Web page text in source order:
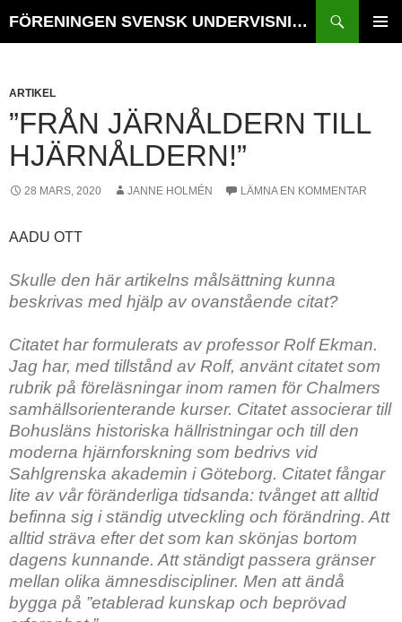
till
FÖRENINGEN SVENSK UNDERVISNINGSHISTORIA // TIDSKRIFTEN VÄGVAL i SKOLANS HISTORIA
ARTIKEL
”FRÅN JÄRNÅLDERN TILL
HJÄRNÅLDERN!”
28 MARS, 2020 JANNE HOLMÉN LÄMNA EN KOMMENTAR
AADU OTT
Skulle den här artikelns målsättning kunna
beskrivas med hjälp av ovanstående citat?
Citatet har formulerats av professor Rolf Ekman.
Jag har, med tillstånd av Rolf, använt citatet som
rubrik på föreläsningar inom ramen för Chalmers
samhällsorienterande kurser. Citatet associerar till
Bohusläns historiska hällristningar och till den
moderna hjärnforskning som bedrivs vid
Sahlgrenska akademin i Göteborg. Citatet fångar
lite av vår föränderliga tidsanda: tvånget att alltid
befinna sig i ständig utveckling och förändring. Att
alltid sträva efter det som kan skönjas bortom
dagens kunnande. Att ständigt passera gränser
mellan olika ämnesdiscipliner. Men att ändå
bygga på ”etablerad kunskap och beprövad